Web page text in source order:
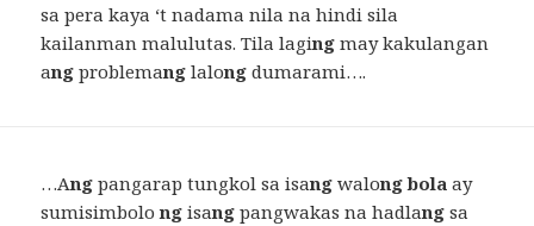
sa pera kaya ‘t nadama nila na hindi sila
kailanman malulutas. Tila laging may kakulangan
ang problemang lalong dumarami….
…Ang pangarap tungkol sa isang walong bola ay
sumisimbolong isang pangwakas na hadlang sa